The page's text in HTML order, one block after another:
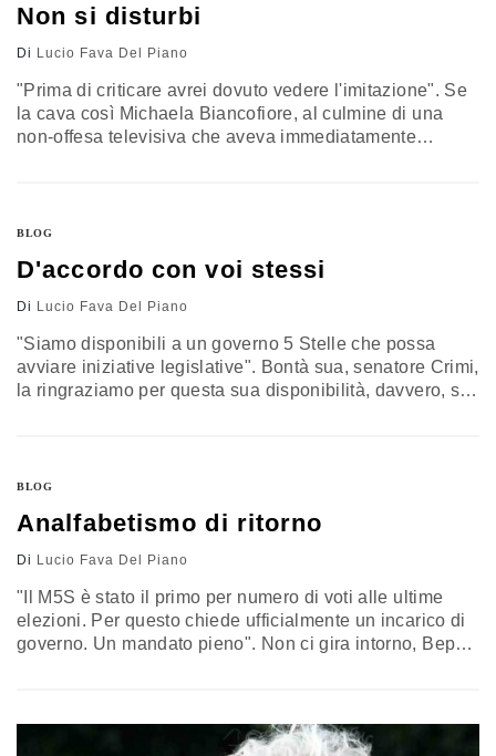
Non si disturbi
Di Lucio Fava Del Piano
"Prima di criticare avrei dovuto vedere l'imitazione". Se
la cava così Michaela Biancofiore, al culmine di una
non-offesa televisiva che aveva immediatamente
imitazione di Francesca Pascale, fidanzata ufficiale di
BLOG
D'accordo con voi stessi
Di Lucio Fava Del Piano
"Siamo disponibili a un governo 5 Stelle che possa
avviare iniziative legislative". Bontà sua, senatore Crimi,
la ringraziamo per questa sua disponibilità, davvero, si
vogliano anche i voti. E veramente non…
BLOG
Analfabetismo di ritorno
Di Lucio Fava Del Piano
"Il M5S è stato il primo per numero di voti alle ultime
elezioni. Per questo chiede ufficialmente un incarico di
governo. Un mandato pieno". Non ci gira intorno, Beppe
qualche significativo dettaglio. Ad…